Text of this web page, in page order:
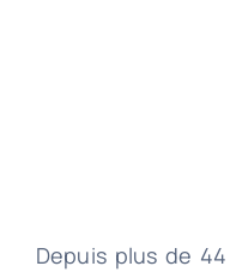
Depuis plus de 44